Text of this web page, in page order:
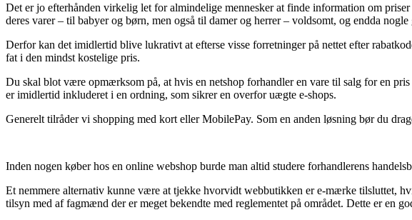
Det er jo efterhånden virkelig let for almindelige mennesker at finde information om
deres varer – til babyer og børn, men også til damer og herrer – voldsomt, og endda nogle
Derfor kan det imidlertid blive lukrativt at efterse visse forretninger på nettet efter
fat i den mindst kostelige pris.
Du skal blot være opmærksom på, at hvis en netshop forhandler en vare til salg for en
er imidlertid inkluderet i en ordning, som sikrer en overfor uægte e-shops.
Generelt tilråder vi shopping med kort eller MobilePay. Som en anden løsning bør du
Inden nogen køber hos en online webshop burde man altid studere forhandlerens
Et nemmere alternativ kunne være at tjekke hvorvidt webbutikken er e-mærke tilsluttet,
tilsyn med af fagmænd der er meget bekendte med reglementet på området. Dette er en